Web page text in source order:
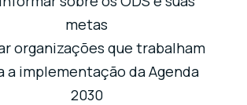
metas
organizações que trabalham
a implementação da Agenda
2030